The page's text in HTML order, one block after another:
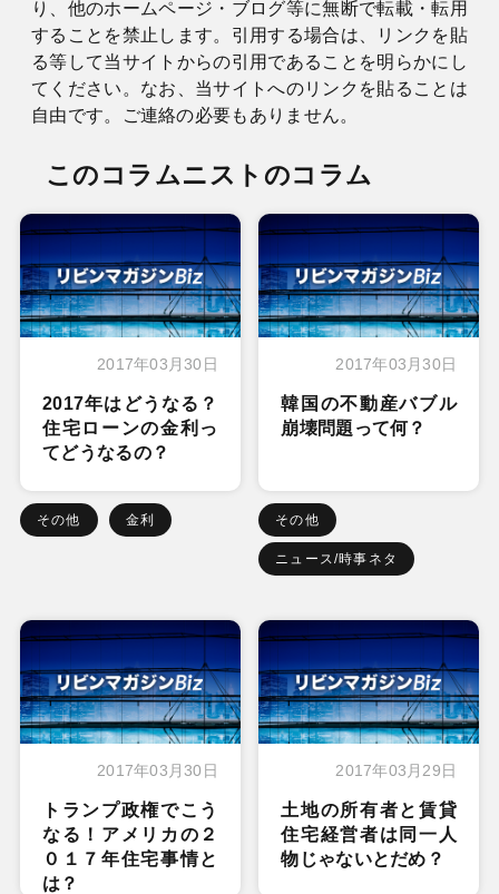
り、他のホームページ・ブログ等に無断で転載・転用
することを禁止します。引用する場合は、リンクを貼
る等して当サイトからの引用であることを明らかにし
てください。なお、当サイトへのリンクを貼ることは
自由です。ご連絡の必要もありません。
このコラムニストのコラム
2017年03月30日
2017年はどうなる？
住宅ローンの金利っ
てどうなるの？
その他 金利
2017年03月30日
韓国の不動産バブル
崩壊問題って何？
その他
ニュース/時事ネタ
2017年03月30日
トランプ政権でこう
なる！アメリカの２
０１７年住宅事情と
は？
2017年03月29日
土地の所有者と賃貸
住宅経営者は同一人
物じゃないとだめ？